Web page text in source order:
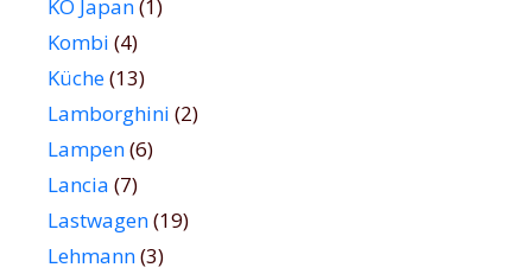
KO Japan(1)
Kombi (4)
Küche(13)
Lamborghini (2)
Lampen(6)
Lancia (7)
Lastwagen(19)
Lehmann(3)